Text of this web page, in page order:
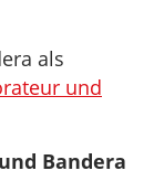
als
und
Bandera